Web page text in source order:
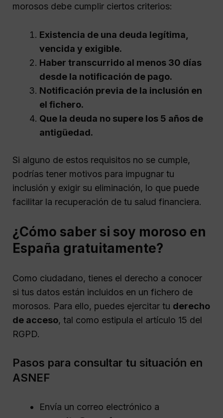
morosos debe cumplir ciertos criterios:
Existencia de una deuda legítima,
vencida y exigible.
Haber transcurrido al menos 30 días
desde la notificación de pago.
Notificación previa de la inclusión en
el fichero.
Que la deuda no supere los 5 años de
antigüedad.
Si alguno de estos requisitos no se cumple,
podrías tener motivos para impugnar tu
inclusión y exigir su eliminación, lo que puede
facilitar la recuperación de tu salud financiera.
¿Cómo saber si soy moroso en
España gratuitamente?
Como ciudadano, tienes el derecho a conocer
si tus datos están incluidos en un fichero de
morosos. Para ello, puedes ejercitar tu derecho
de acceso, tal como estipula el artículo 15 del
RGPD.
Pasos para consultar tu situación en
ASNEF
Envía un correo electrónico a